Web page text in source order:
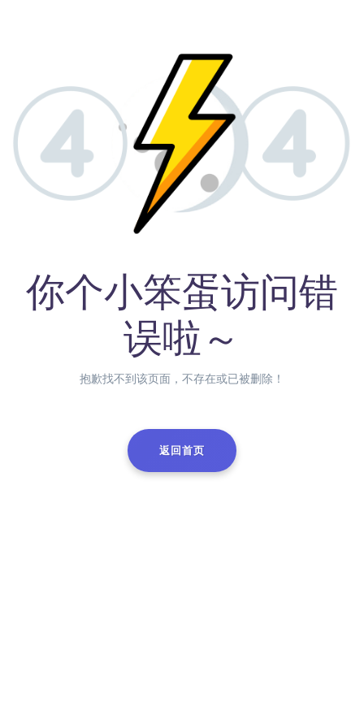
你个小笨蛋访问错
误啦～
抱歉找不到该页面，不存在或已被删除！
返回首页